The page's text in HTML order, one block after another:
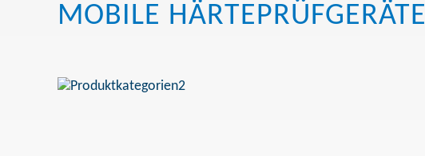
MOBILE HÄRTEPRÜFGERÄTE